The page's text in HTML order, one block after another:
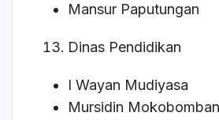
Mansur Paputungan
Dinas Pendidikan
I Wayan Mudiyasa
Mursidin